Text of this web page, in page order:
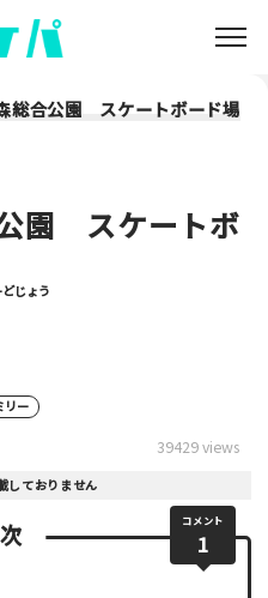
総合公園 スケートボード場
園 スケートボ
じょう
リー
39429 views
しておりません
コメント
1